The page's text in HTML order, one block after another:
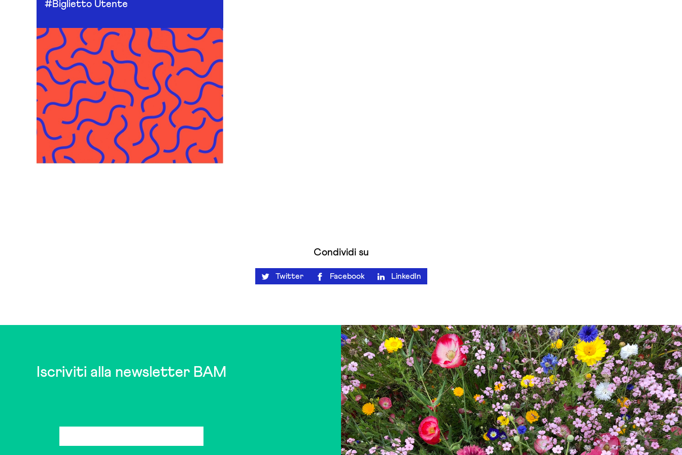
#Biglietto Utente
Condividi su
Twitter Facebook LinkedIn
Iscriviti alla newsletter BAM